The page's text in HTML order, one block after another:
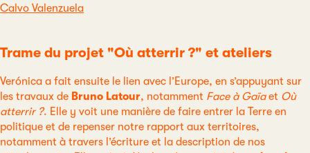
Calvo Valenzuela
Trame du projet "Où atterrir ?" et ateliers
Verónica a fait ensuite le lien avec l’Europe, en s’appuyant sur
les travaux de Bruno Latour, notamment Face à Gaïaet Où
atterrir ?. Elle y voit une manière de faire entrer la Terre en
politique et de repenser notre rapport aux territoires,
notamment à travers l’écriture et la description de nos